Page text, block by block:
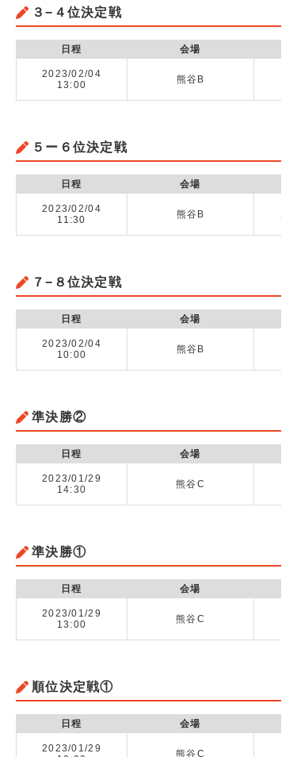
お問い合わせ
３−４位決定戦
日程 会場
2023/02/04
13:00
熊谷B
５ー６位決定戦
日程 会場
2023/02/04
11:30
熊谷B
７−８位決定戦
日程 会場
2023/02/04
10:00
熊谷B
準決勝②
日程 会場
2023/01/29
14:30
熊谷C
準決勝①
日程 会場
2023/01/29
13:00
熊谷C
順位決定戦①
日程 会場
2023/01/29
熊谷C